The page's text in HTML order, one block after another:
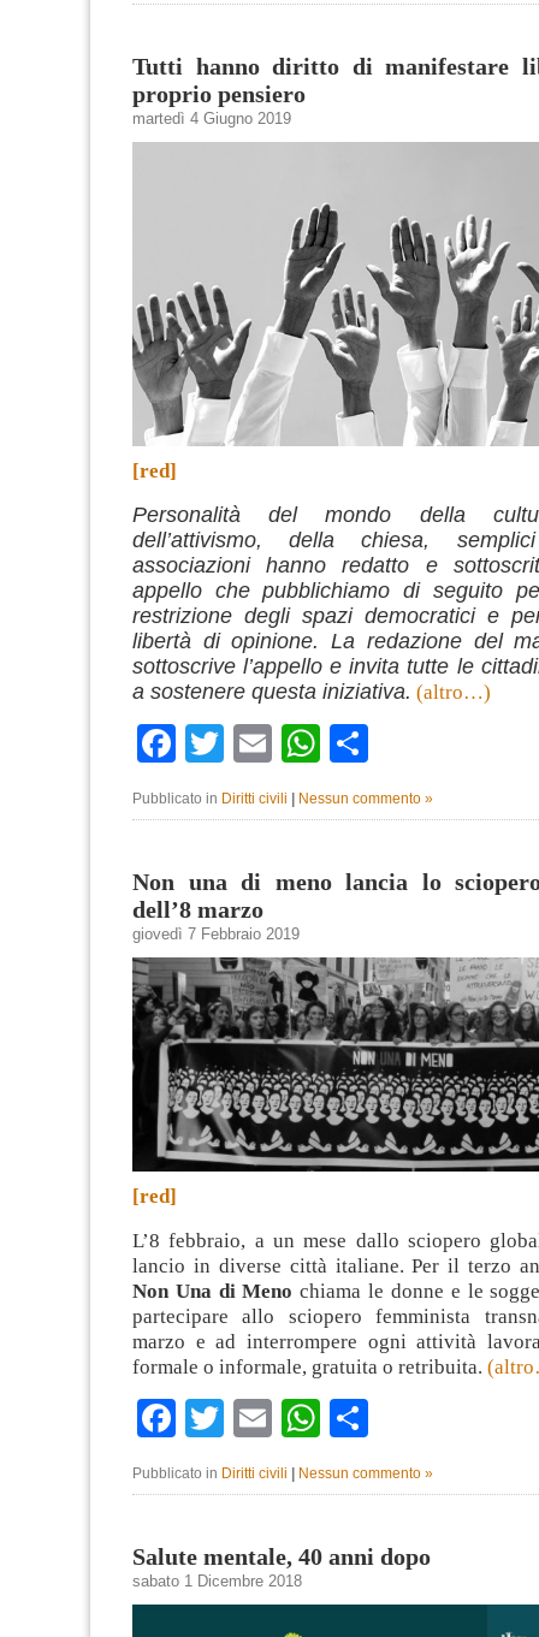
Tutti hanno diritto di manifestare
proprio pensiero
martedì 4 Giugno 2019
[red]
Personalità del mondo della
dell’attivismo, della chiesa,
associazioni hanno redatto e
appello che pubblichiamo di seguito
restrizione degli spazi democratici e
libertà di opinione. La redazione del
sottoscrive l’appello e invita tutte le
a sostenere questa iniziativa. (altro…)
Facebook
Twitter
EmailWhatsApp
Pubblicato in Diritti civili | Nessun commento »
Non una di meno lancia lo
dell’8 marzo
giovedì 7 Febbraio 2019
[red]
L’8 febbraio, a un mese dallo sciopero
lancio in diverse città italiane. Per il terzo
Non Una di Meno chiama le donne e le
partecipare allo sciopero femminista
marzo e ad interrompere ogni attività
formale o informale, gratuita o retribuita.
Facebook
TwitterEmailWhatsApp
Pubblicato in Diritti civili | Nessun commento »
Salute mentale, 40 anni dopo
sabato 1 Dicembre 2018